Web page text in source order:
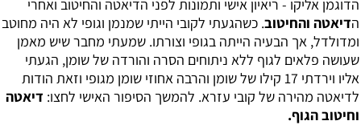
הדוגמן אליקו - ריאיון אישי ותמונות לפני הדיאטה והחיטוב ואחרי
הדיאטה והחיטוב. כשהגעתי לקובי הייתי שמנמן וגופי לא היה מחוטב
ומדולדל, אך הבעיה הייתה בגופי וצורתו. שמעתי מחבר שיש מאמן
שעושה פלאים לגוף ללא ניתוחים הסרה והורדה של שומן, הגעתי
אליו וירדתי 17 קילו של שומן והרבה אחוזי שומן מגופי וזאת הודות
לדיאטה מהירה של קובי עזרא. להמשך הסיפור האישי לחצו: דיאטה
וחיטוב הגוף.